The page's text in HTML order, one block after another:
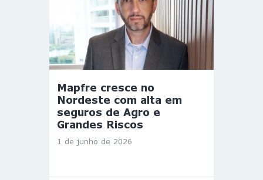
Mapfre cresce no
Nordeste com alta em
seguros de Agro e
Grandes Riscos
1 de junho de 2026